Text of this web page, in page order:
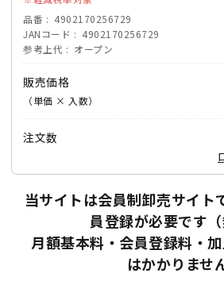
品番
4902170256729
JANコード
4902170256729
参考上代
オープン
販売価格
（単価 × 入数）
注文数
当サイトは会員制卸売サイト
員登録が必要です（
月額基本料・会員登録料・
はかかりませ